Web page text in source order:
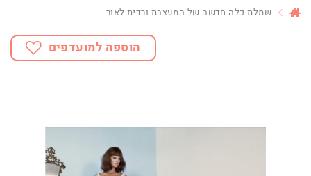
שמלת כלה חדשה של המעצבת ורדית לאור.
הוספה למועדפים